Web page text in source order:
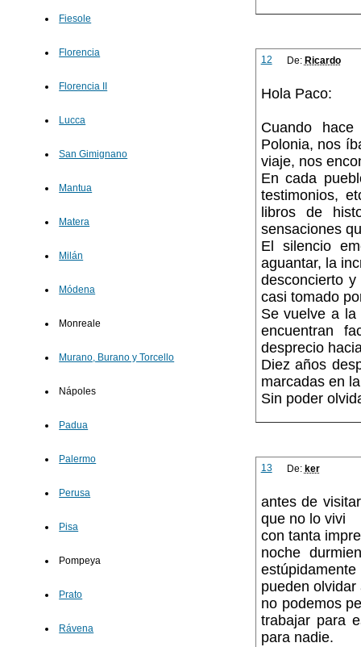
Fiesole
Florencia
Florencia II
Lucca
San Gimignano
Mantua
Matera
Milán
Módena
Monreale
Murano, Burano y Torcello
Nápoles
Padua
Palermo
Perusa
Pisa
Pompeya
Prato
Rávena
12 De: Ricardo
Hola Paco:
Cuando
Polonia, nos
viaje, nos
En cada
testimonios,
libros de
sensaciones
El silencio
aguantar, la
desconcierto
casi tomado
Se vuelve a
encuentran
desprecio
Diez años
marcadas en
Sin poder
13 De: ker
antes de
que no lo vivi
con tanta
noche
pueden
no podemos
trabajar para
para nadie.